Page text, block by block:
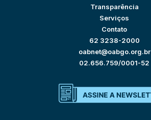
Transparência
Serviços
Contato
62 3238-2000
oabnet@oabgo.org.br
02.656.759/0001-52